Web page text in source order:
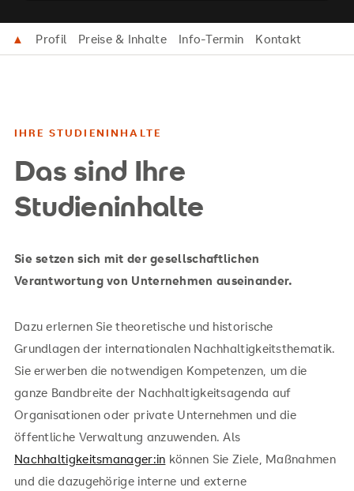
▲ Profil Preise & Inhalte Info-Termin Kontakt
IHRE STUDIENINHALTE
Das sind Ihre
Studieninhalte
Sie setzen sich mit der gesellschaftlichen
Verantwortung von Unternehmen auseinander.
Dazu erlernen Sie theoretische und historische
Grundlagen der internationalen Nachhaltigkeitsthematik.
Sie erwerben die notwendigen Kompetenzen, um die
ganze Bandbreite der Nachhaltigkeitsagenda auf
Organisationen oder private Unternehmen und die
öffentliche Verwaltung anzuwenden. Als
Nachhaltigkeitsmanager:in können Sie Ziele, Maßnahmen
und die dazugehörige interne und externe